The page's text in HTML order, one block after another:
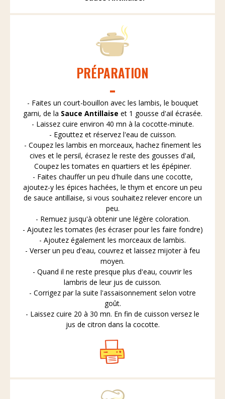
PRÉPARATION
- Faites un court-bouillon avec les lambis, le bouquet
garni, de la Sauce Antillaise et 1 gousse d'ail écrasée.
- Laissez cuire environ 40 mn à la cocotte-minute.
- Egouttez et réservez l'eau de cuisson.
- Coupez les lambis en morceaux, hachez finement les
cives et le persil, écrasez le reste des gousses d'ail,
Coupez les tomates en quartiers et les épépiner.
- Faites chauffer un peu d'huile dans une cocotte,
ajoutez-y les épices hachées, le thym et encore un peu
de sauce antillaise, si vous souhaitez relever encore un
peu.
- Remuez jusqu'à obtenir une légère coloration.
- Ajoutez les tomates (les écraser pour les faire fondre)
- Ajoutez également les morceaux de lambis.
- Verser un peu d'eau, couvrez et laissez mijoter à feu
moyen.
- Quand il ne reste presque plus d'eau, couvrir les
lambris de leur jus de cuisson.
- Corrigez par la suite l'assaisonnement selon votre
goût.
- Laissez cuire 20 à 30 mn. En fin de cuisson versez le
jus de citron dans la cocotte.